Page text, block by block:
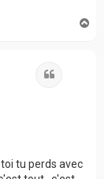
toi tu perds avec